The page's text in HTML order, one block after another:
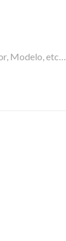
Modelo, etc…